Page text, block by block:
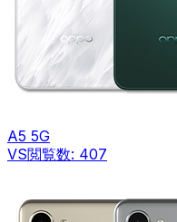
A5 5G
VS閲覧数: 407